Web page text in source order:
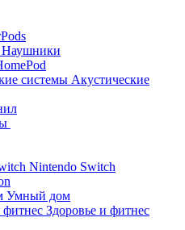
Наушники
Акустические
Nintendo Switch
Умный дом
Здоровье и фитнес